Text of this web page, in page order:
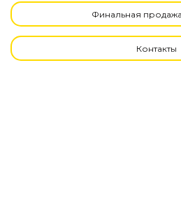
Финальная
Контакты